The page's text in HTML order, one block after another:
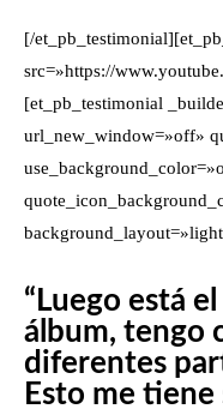
[/
src=»https://
[et_pb_testimonial
url_new_window=»off»
“Luego está
álbum, tengo
diferentes
Esto me